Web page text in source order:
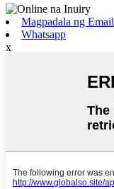
Magpadala ng Email
Whatsapp
x